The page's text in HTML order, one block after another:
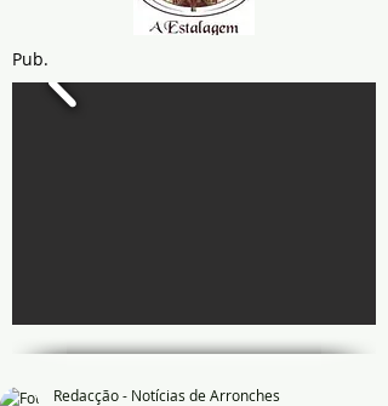
Pub.
Redacção - Notícias de Arronches